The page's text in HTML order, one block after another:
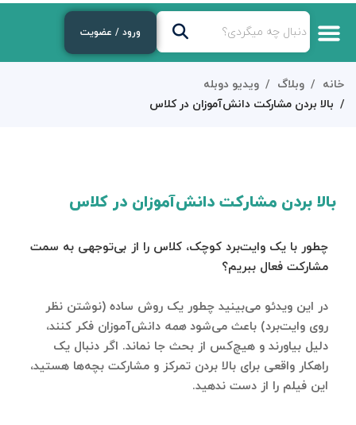
ورود / عضویت
خانه وبلاگ
ویدیو دوبله
بالا بردن مشارکت دانش‌آموزان در کلاس
بالا بردن مشارکت دانش‌آموزان در کلاس
چطور با یک وایت‌برد کوچک، کلاس را از بی‌توجهی به سمت
مشارکت فعال ببریم؟
در این ویدئو می‌بینید چطور یک روش ساده (نوشتن نظر
روی وایت‌برد) باعث می‌شودهمه دانش‌آموزان فکر کنند،
دلیل بیاورند و هیچ‌کس از بحث جا نماند. اگر دنبال یک
راهکار واقعی برای بالا بردن تمرکز و مشارکت بچه‌ها هستید،
این فیلم را از دست ندهید.